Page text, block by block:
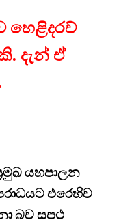
හෙළිදරව්
දැන් ඒ
යහපාලන
එරෙහිව
බව සපථ